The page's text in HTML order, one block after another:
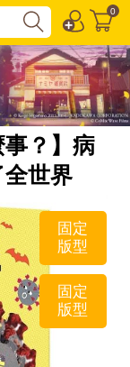
0
事？】病
世界
固定
版型
固定
版型